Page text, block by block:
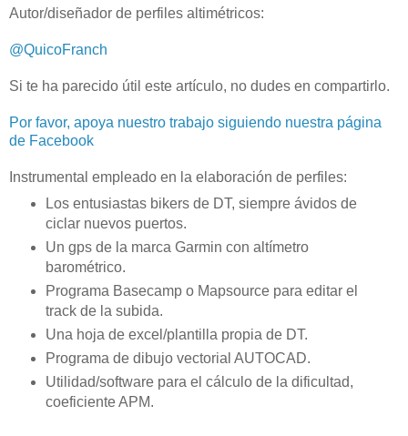
Autor/diseñador de perfiles altimétricos:
@QuicoFranch
Si te ha parecido útil este artículo, no dudes en compartirlo.
Por favor, apoya nuestro trabajo siguiendo nuestra página
de Facebook
Instrumental empleado en la elaboración de perfiles:
Los entusiastas bikers de DT, siempre ávidos de
ciclar nuevos puertos.
Un gps de la marca Garmin con altímetro
barométrico.
Programa Basecamp o Mapsource para editar el
track de la subida.
Una hoja de excel/plantilla propia de DT.
Programa de dibujo vectorial AUTOCAD.
Utilidad/software para el cálculo de la dificultad,
coeficiente APM.